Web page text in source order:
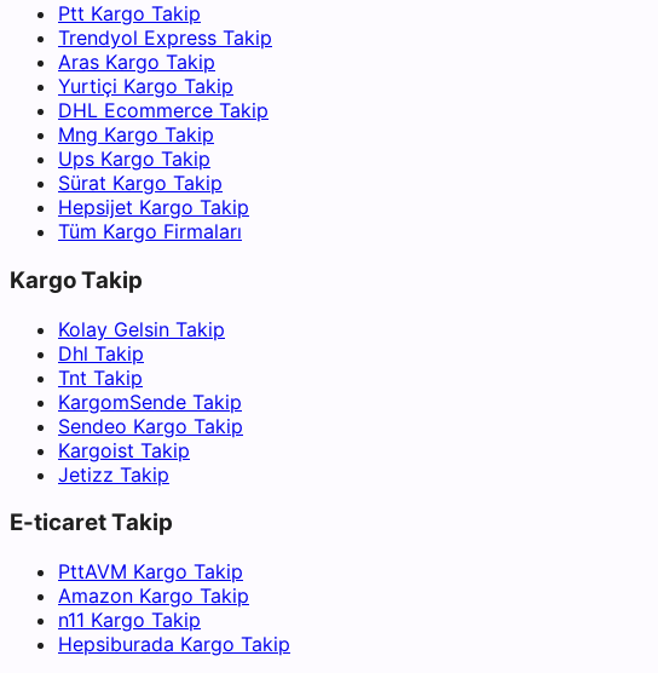
Ptt Kargo Takip
Trendyol Express Takip
Aras Kargo Takip
Yurtiçi Kargo Takip
DHL Ecommerce Takip
Mng Kargo Takip
Ups Kargo Takip
Sürat Kargo Takip
Hepsijet Kargo Takip
Tüm Kargo Firmaları
Kargo Takip
Kolay Gelsin Takip
Dhl Takip
Tnt Takip
KargomSende Takip
Sendeo Kargo Takip
Kargoist Takip
Jetizz Takip
E-ticaret Takip
PttAVM Kargo Takip
Amazon Kargo Takip
n11 Kargo Takip
Hepsiburada Kargo Takip